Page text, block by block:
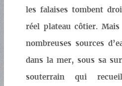
les falaises tombent
réel plateau côtier.
nombreuses sources
dans la mer, sous sa
souterrain qui